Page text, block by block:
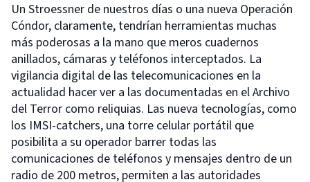
Un Stroessner de nuestros días o una nueva Operación
Cóndor, claramente, tendrían herramientas muchas
más poderosas a la mano que meros cuadernos
anillados, cámaras y teléfonos interceptados. La
vigilancia digital de las telecomunicaciones en la
actualidad hacer ver a las documentadas en el Archivo
del Terror como reliquias. Las nueva tecnologías, como
los IMSI-catchers, una torre celular portátil que
posibilita a su operador barrer todas las
comunicaciones de teléfonos y mensajes dentro de un
radio de 200 metros, permiten a las autoridades